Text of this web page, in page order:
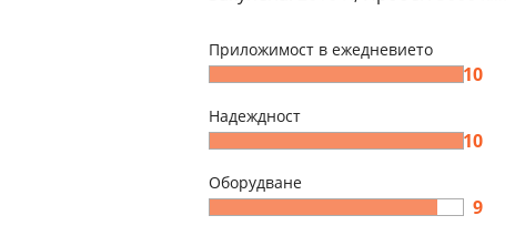
Приложимост в ежедневието
10
Надеждност
10
Оборудване
9